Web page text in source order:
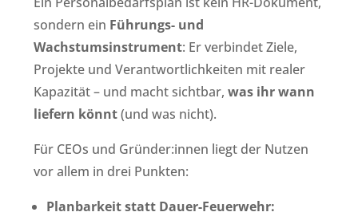
sondern ein Führungs- und
Wachstumsinstrument: Er verbindet Ziele,
Projekte und Verantwortlichkeiten mit realer
Kapazität – und macht sichtbar,was ihr wann
liefern könnt(und was nicht).
Für CEOs und Gründer:innen liegt der Nutzen
vor allem in drei Punkten:
Planbarkeit statt Dauer-Feuerwehr: